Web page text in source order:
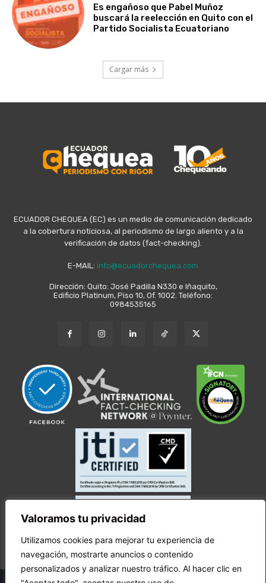
Valoramos tu privacidad
Utilizamos cookies para mejorar tu experiencia de
navegación, mostrarte anuncios o contenido
personalizados y analizar nuestro tráfico. Al hacer clic en
Es engañoso que Pabel Muñoz
buscará la reelección en Quito con el
Partido Socialista Ecuatoriano
Cargar más
ECUADOR CHEQUEA (EC) es un medio de comunicación dedicado
a la cobertura noticiosa, al periodismo de largo aliento y a la
verificación de datos (fact-checking).
E-MAIL: info@ecuadorchequea.com
Dirección: Quito: José Padilla N330 e Iñaquito,
Edificio Platinum, Piso 10, Of. 1002. Teléfono:
0984535165
© Copyright Ecuador Chequea 2025.